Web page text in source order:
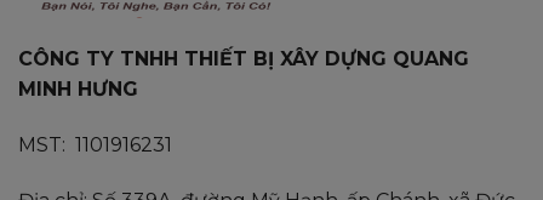
CÔNG TY TNHH THIẾT BỊ XÂY DỰNG QUANG
MINH HƯNG
MST: 1101916231